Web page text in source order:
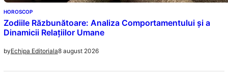
HOROSCOP
Zodiile Răzbunătoare: Analiza Comportamentului și a
Dinamicii Relațiilor Umane
byEchipa Editoriala8 august 2026